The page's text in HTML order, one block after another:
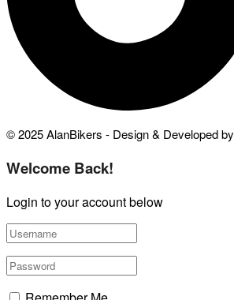
© 2025 AlanBikers - Design & Developed by
Welcome Back!
Login to your account below